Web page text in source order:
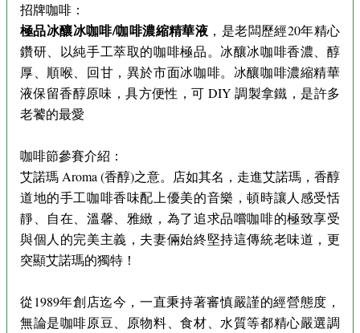
招牌咖啡：
極品冰釀冰咖啡/咖啡濃縮精華液 ，是老闆歷經20年精心
鑽研、以純手工萃取的咖啡極品。冰釀冰咖啡香濃、醇
厚、順喉、回甘，異於市面冰咖啡。冰釀咖啡濃縮精華
液保留香醇原味，具方便性，可 DIY 調製拿鐵，是許多
老饕的最愛
咖啡節參賽介紹：
艾諾瑪 Aroma (香醇)之意。店如其名，走進艾諾瑪，香醇
道地的手工咖啡香味配上優美的音樂，頓時讓人感受恬
靜、自在、溫馨、雅緻，為了追求品嚐咖啡的極致享受
與個人的完美主義，夫妻倆始終堅持這傳統老味道，更
突顯艾諾瑪的獨特！
從1989年創店迄今，一直秉持著審慎嚴謹的經營態度，
無論是咖啡原豆、原物料、食材、水質等都精心嚴選調